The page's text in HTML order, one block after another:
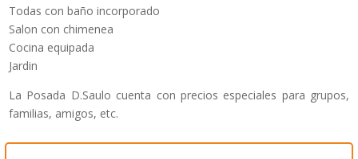
Todas con baño incorporado
Salon con chimenea
Cocina equipada
Jardin
La Posada D.Saulo cuenta con precios especiales para grupos,
familias, amigos, etc.